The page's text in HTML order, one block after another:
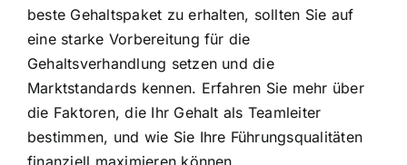
beste Gehaltspaket zu erhalten, sollten Sie auf
eine starke Vorbereitung für die
Gehaltsverhandlung setzen und die
Marktstandards kennen. Erfahren Sie mehr über
die Faktoren, die Ihr Gehalt als Teamleiter
bestimmen, und wie Sie Ihre Führungsqualitäten
finanziell maximieren können.